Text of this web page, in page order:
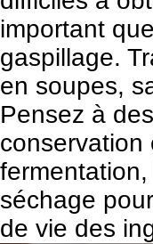
important
gaspillage.
en soupes,
Pensez à
conservation
séchage
de vie des